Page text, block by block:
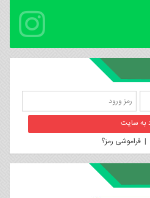
|فراموشی رمز؟